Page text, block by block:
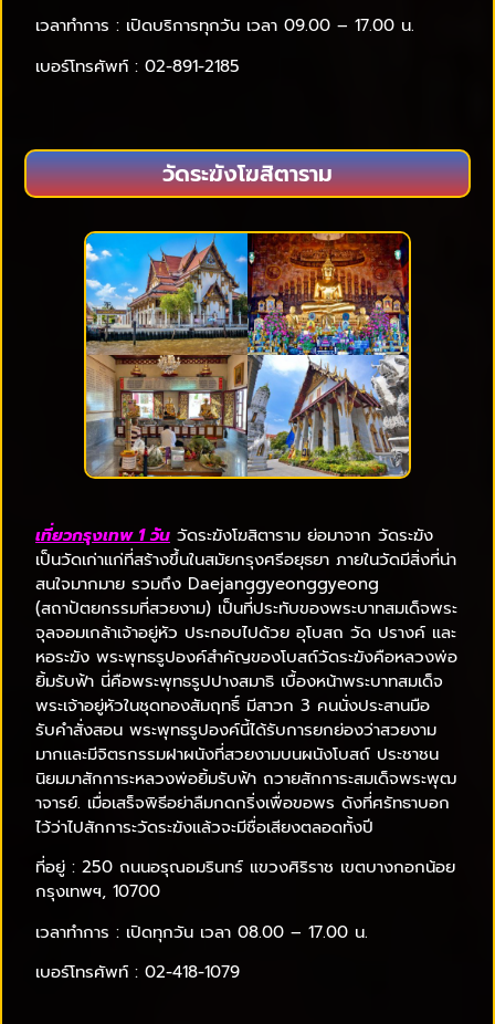
เวลาทำการ : เปิดบริการทุกวัน เวลา 09.00 – 17.00 น.
เบอร์โทรศัพท์ : 02-891-2185
วัดระฆังโฆสิตาราม
เที่ยวกรุงเทพ 1 วัน วัดระฆังโฆสิตาราม ย่อมาจาก วัดระฆัง
เป็นวัดเก่าแก่ที่สร้างขึ้นในสมัยกรุงศรีอยุธยา ภายในวัดมีสิ่งที่น่า
สนใจมากมาย รวมถึง Daejanggyeonggyeong
(สถาปัตยกรรมที่สวยงาม) เป็นที่ประทับของพระบาทสมเด็จพระ
จุลจอมเกล้าเจ้าอยู่หัว ประกอบไปด้วย อุโบสถ วัด ปรางค์ และ
หอระฆัง พระพุทธรูปองค์สำคัญของโบสถ์วัดระฆังคือหลวงพ่อ
ยิ้มรับฟ้า นี่คือพระพุทธรูปปางสมาธิ เบื้องหน้าพระบาทสมเด็จ
พระเจ้าอยู่หัวในชุดทองสัมฤทธิ์ มีสาวก 3 คนนั่งประสานมือ
รับคำสั่งสอน พระพุทธรูปองค์นี้ได้รับการยกย่องว่าสวยงาม
มากและมีจิตรกรรมฝาผนังที่สวยงามบนผนังโบสถ์ ประชาชน
นิยมมาสักการะหลวงพ่อยิ้มรับฟ้า ถวายสักการะสมเด็จพระพุฒ
าจารย์. เมื่อเสร็จพิธีอย่าลืมกดกริ่งเพื่อขอพร ดังที่ศรัทธาบอก
ไว้ว่าไปสักการะวัดระฆังแล้วจะมีชื่อเสียงตลอดทั้งปี
ที่อยู่ : 250 ถนนอรุณอมรินทร์ แขวงศิริราช เขตบางกอกน้อย
กรุงเทพฯ, 10700
เวลาทำการ : เปิดทุกวัน เวลา 08.00 – 17.00 น.
เบอร์โทรศัพท์ : 02-418-1079